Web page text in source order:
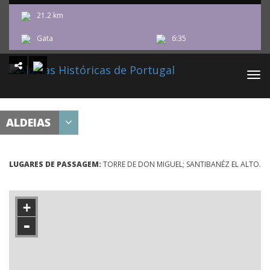
PT EN
ALDEIAS
21.2 km
Gata 6:35
LUGARES DE PASSAGEM:TORRE DE DON MIGUEL; SANTIBANÉZ EL ALTO.
+
-